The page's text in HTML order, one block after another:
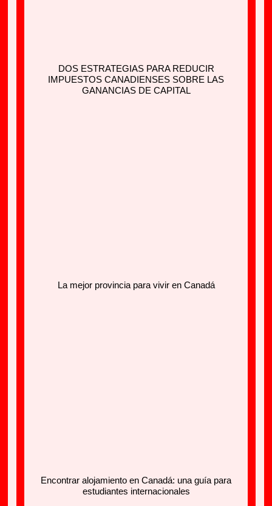
DOS ESTRATEGIAS PARA REDUCIR
IMPUESTOS CANADIENSES SOBRE LAS
GANANCIAS DE CAPITAL
La mejor provincia para vivir en Canadá
Encontrar alojamiento en Canadá: una guía para
estudiantes internacionales